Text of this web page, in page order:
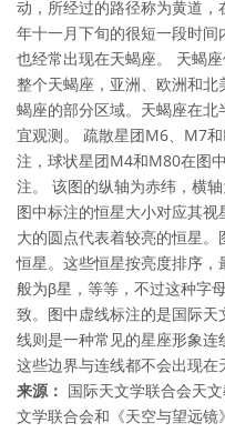
动，所经过的路径称为黄道
年十一月下旬的很短一段时
也经常出现在天蝎座。 天蝎
整个天蝎座，亚洲、欧洲和
蝎座的部分区域。天蝎座在
宜观测。 疏散星团M6、M7
注，球状星团M4和M80在图
注。 该图的纵轴为赤纬，横
图中标注的恒星大小对应其
大的圆点代表着较亮的恒星
恒星。这些恒星按亮度排序
般为β星，等等，不过这种字
致。图中虚线标注的是国际
线则是一种常见的星座形象连
这些边界与连线都不会出现在
来源： 国际天文学联合会天
文学联合会和《天空与望远镜